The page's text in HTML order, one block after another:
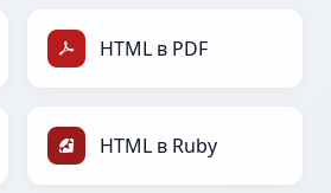
HTML в PDF
HTML в Ruby